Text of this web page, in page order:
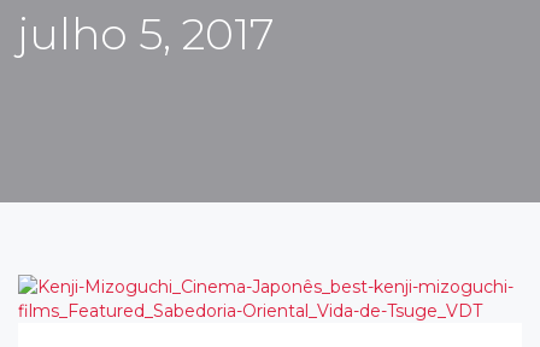
julho 5, 2017